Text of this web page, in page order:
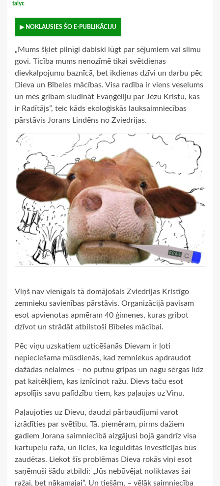
talyc
▶ NOKLAUSIES ŠO E-PUBLIKĀCIJU
„Mums šķiet pilnīgi dabiski lūgt par sējumiem vai slimu
govi. Ticība mums nenozīmē tikai svētdienas
dievkalpojumu baznīcā, bet ikdienas dzīvi un darbu pēc
Dieva un Bībeles mācības. Visa radība ir viens veselums
un mēs gribam sludināt Evaņģēliju par Jēzu Kristu, kas
ir Radītājs”, teic kāds ekoloģiskās lauksaimniecības
pārstāvis Jorans Lindēns no Zviedrijas.
Viņš nav vienīgais tā domājošais Zviedrijas Kristīgo
zemnieku savienības pārstāvis. Organizācijā pavisam
esot apvienotas apmēram 40 ģimenes, kuras gribot
dzīvot un strādāt atbilstoši Bībeles mācībai.
Pēc viņu uzskatiem uzticēšanās Dievam ir ļoti
nepieciešama mūsdienās, kad zemniekus apdraudot
dažādas nelaimes – no putnu gripas un nagu sērgas līdz
pat kaitēkļiem, kas iznīcinot ražu. Dievs taču esot
apsolījis savu palīdzību tiem, kas paļaujas uz Viņu.
Paļaujoties uz Dievu, daudzi pārbaudījumi varot
izrādīties par svētību. Tā, piemēram, pirms dažiem
gadiem Jorana saimniecībā aizgājusi bojā gandrīz visa
kartupeļu raža, un licies, ka ieguldītās investīcijas būs
zaudētas. Liekot šīs problēmas Dieva rokās viņi esot
saņēmuši šādu atbildi: „Jūs nebūvējat noliktavas šai
ražai, bet nākamajai”. Un tiešām, – vēlāk saimniecība